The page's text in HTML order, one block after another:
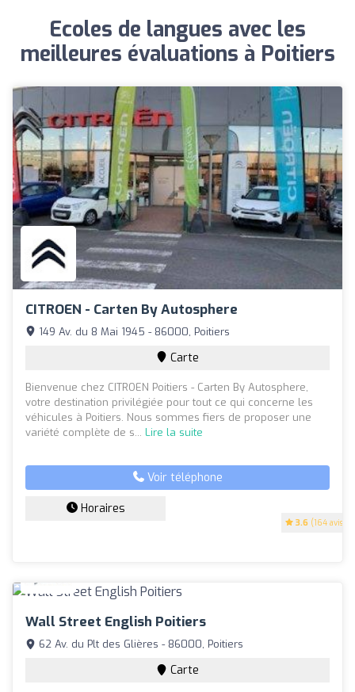
Ecoles de langues avec les
meilleures évaluations à Poitiers
CITROEN - Carten By Autosphere
3.6 (164 avis)
149 Av. du 8 Mai 1945 - 86000, Poitiers
Carte
Bienvenue chez CITROEN Poitiers - Carten By Autosphere,
votre destination privilégiée pour tout ce qui concerne les
véhicules à Poitiers. Nous sommes fiers de proposer une
variété complète de s... Lire la suite
Voir téléphone
Horaires
Wall Street English Poitiers
62 Av. du Plt des Glières - 86000, Poitiers
Carte